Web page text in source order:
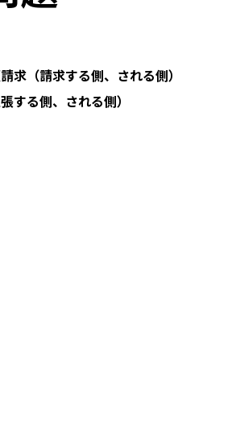
求（請求する側、される側）
する側、される側）